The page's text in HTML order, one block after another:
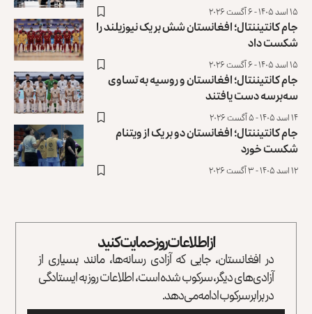
۱۵ اسد ۱۴۰۵ - ۶ آگست ۲۰۲۶
جام کانتیننتال؛ افغانستان شش بر یک نیوزیلند را
شکست داد
۱۵ اسد ۱۴۰۵ - ۶ آگست ۲۰۲۶
جام کانتیننتال؛ افغانستان و روسیه به تساوی
سه‌برسه دست یافتند
۱۴ اسد ۱۴۰۵ - ۵ آگست ۲۰۲۶
جام کانتیننتال؛ افغانستان دو بر یک از ویتنام
شکست خورد
۱۲ اسد ۱۴۰۵ - ۳ آگست ۲۰۲۶
از اطلاعات روز حمایت کنید
در افغانستان، جایی که آزادی رسانه‌ها، مانند بسیاری از
آزادی‌های دیگر، سرکوب شده است، اطلاعات روز به ایستادگی
در برابر سرکوب ادامه می‌دهد.